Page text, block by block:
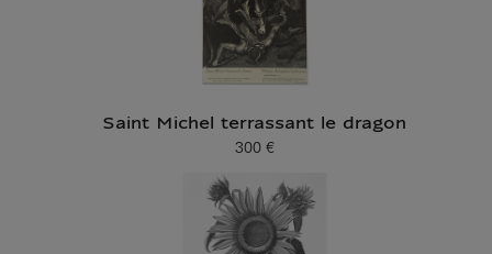
Saint Michel terrassant le dragon
Prix ​​actuel
300 €